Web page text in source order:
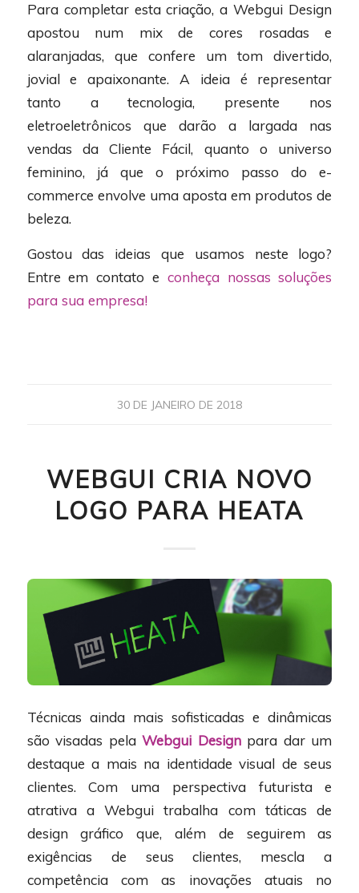
Para completar esta criação, a Webgui Design
apostou num mix de cores rosadas e
alaranjadas, que confere um tom divertido,
jovial e apaixonante. A ideia é representar
tanto a tecnologia, presente nos
eletroeletrônicos que darão a largada nas
vendas da Cliente Fácil, quanto o universo
feminino, já que o próximo passo do e-
commerce envolve uma aposta em produtos de
beleza.
Gostou das ideias que usamos neste logo?
Entre em contato e conheça nossas soluções
para sua empresa!
30 DE JANEIRO DE 2018
WEBGUI CRIA NOVO
LOGO PARA HEATA
Técnicas ainda mais sofisticadas e dinâmicas
são visadas pelaWebgui Designpara dar um
destaque a mais na identidade visual de seus
clientes. Com uma perspectiva futurista e
atrativa a Webgui trabalha com táticas de
design gráfico que, além de seguirem as
exigências de seus clientes, mescla a
competência com as inovações atuais no